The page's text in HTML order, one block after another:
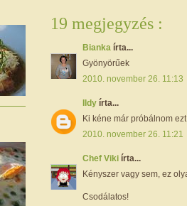
19 megjegyzés :
Bianka írta...
Gyönyörűek
2010. november 26. 11:13
Ildy írta...
Ki kéne már próbálnom
2010. november 26. 11:21
Chef Viki írta...
Kényszer vagy sem, ez
Csodálatos!